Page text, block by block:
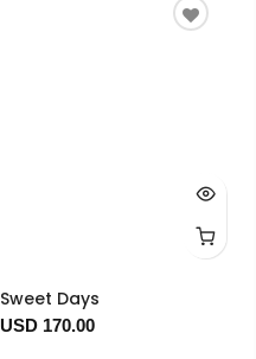
Sweet Days
USD 170.00